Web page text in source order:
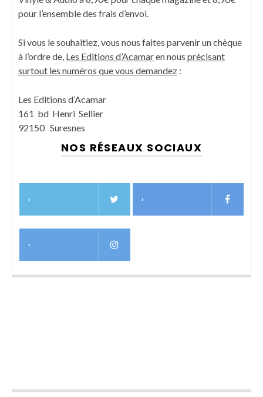
pour l’ensemble des frais d’envoi.
Si vous le souhaitiez, vous nous faites parvenir un chèque
à l’ordre de, Les Editions d’Acamaren nous précisant
surtout les numéros que vous demandez :
Les Editions d’Acamar
161 bd Henri Sellier
92150 Suresnes
NOS RÉSEAUX SOCIAUX
› ›
›